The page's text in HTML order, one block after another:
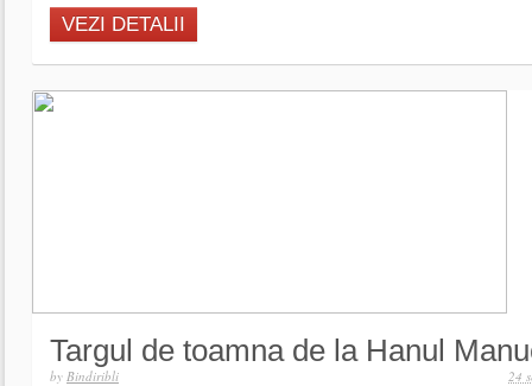
VEZI DETALII
Targul de toamna de la Hanul
by Bindiribli 24